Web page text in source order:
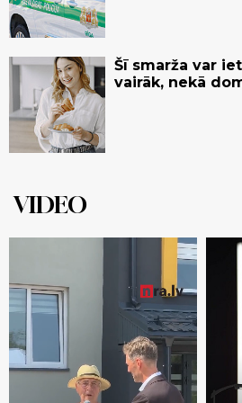
Šī smarža var
vairāk, nekā
VIDEO